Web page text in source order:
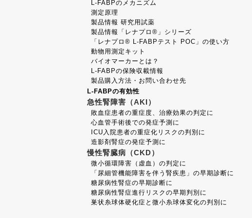
L-FABPのメカニズム
測定原理
製品情報 研究用試薬
製品情報「レナプロ®」シリーズ
「レナプロ® L-FABPテスト POC」の使い方
動物用測定キット
バイオマーカーとは？
L-FABPの保険収載情報
製品購入方法・お問い合わせ先
L-FABPの有効性
急性腎障害（AKI）
敗血症患者の重症度、治療効果の判定に
心血管手術後での発症予測に
ICU入院患者の重症化リスクの判別に
造影剤腎症の発症予測に
慢性腎臓病（CKD）
微小循環障害（虚血）の判定に
「尿細管機能障害を伴う腎疾患」の早期診断に
糖尿病性腎症の早期診断に
糖尿病性腎症進行リスクの早期判別に
巣状糸球体硬化症と微小糸球体変化の判別に